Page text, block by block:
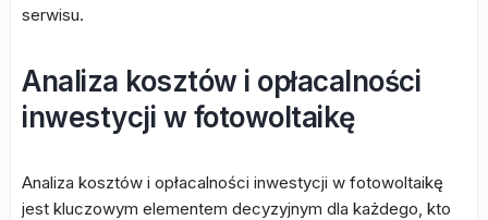
serwisu.
Analiza kosztów i opłacalności
inwestycji w fotowoltaikę
Analiza kosztów i opłacalności inwestycji w fotowoltaikę
jest kluczowym elementem decyzyjnym dla każdego, kto